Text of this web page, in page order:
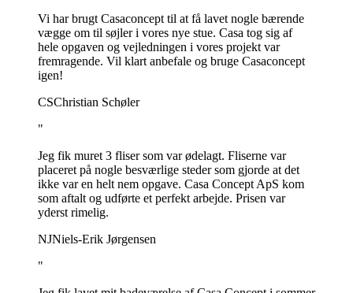
Vi har brugt Casaconcept til at få lavet nogle bærende
vægge om til søjler i vores nye stue. Casa tog sig af
hele opgaven og vejledningen i vores projekt var
fremragende. Vil klart anbefale og bruge Casaconcept
igen!
CSChristian Schøler
"
Jeg fik muret 3 fliser som var ødelagt. Fliserne var
placeret på nogle besværlige steder som gjorde at det
ikke var en helt nem opgave. Casa Concept ApS kom
som aftalt og udførte et perfekt arbejde. Prisen var
yderst rimelig.
NJNiels-Erik Jørgensen
"